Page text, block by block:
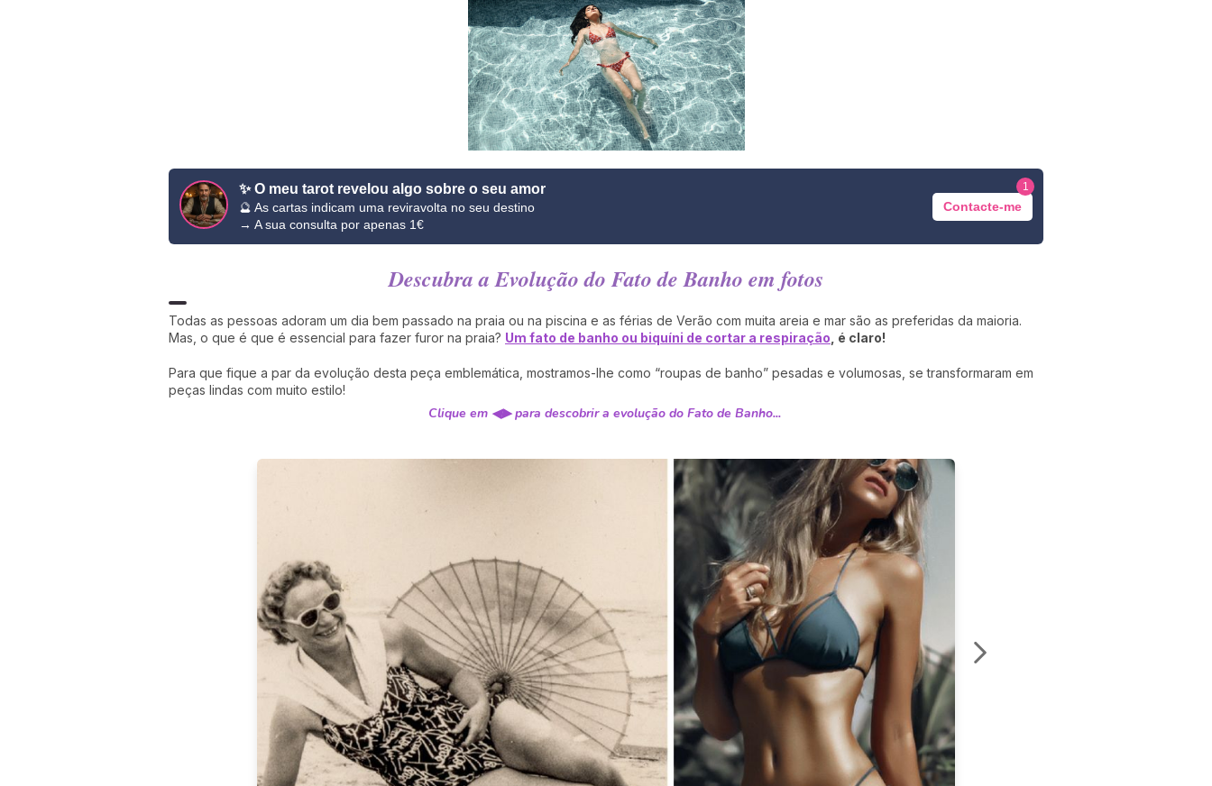
✨ O meu tarot revelou algo sobre o seu amor
🔮 As cartas indicam uma reviravolta no seu destino
→ A sua consulta por apenas 1€
Contacte-me
1
Descubra a Evolução do Fato de Banho em fotos
Todas as pessoas adoram um dia bem passado na praia ou na piscina e as férias de Verão com muita areia e mar são as preferidas da maioria.
Mas, o que é que é essencial para fazer furor na praia? Um fato de banho ou biquíni de cortar a respiração , é claro!
Para que fique a par da evolução desta peça emblemática, mostramos-lhe como “roupas de banho” pesadas e volumosas, se transformaram em
peças lindas com muito estilo!
Clique em ◀▶ para descobrir a evolução do Fato de Banho...